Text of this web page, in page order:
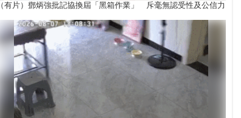
（有片）鄧炳強批記協換屆「黑箱作業」 斥毫無認受性及公信力